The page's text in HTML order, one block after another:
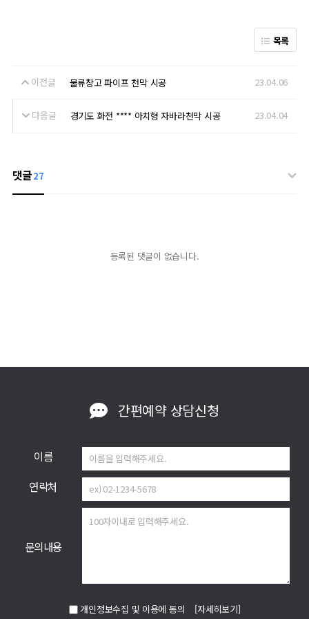
목록
이전글 물류창고 파이프 천막 시공 23.04.06
다음글 경기도 화전 **** 아치형 자바라천막 시공 23.04.04
댓글27
등록된 댓글이 없습니다.
간편예약상담신청
이름
연락처
문의내용
개인정보수집 및 이용에 동의 [자세히보기]